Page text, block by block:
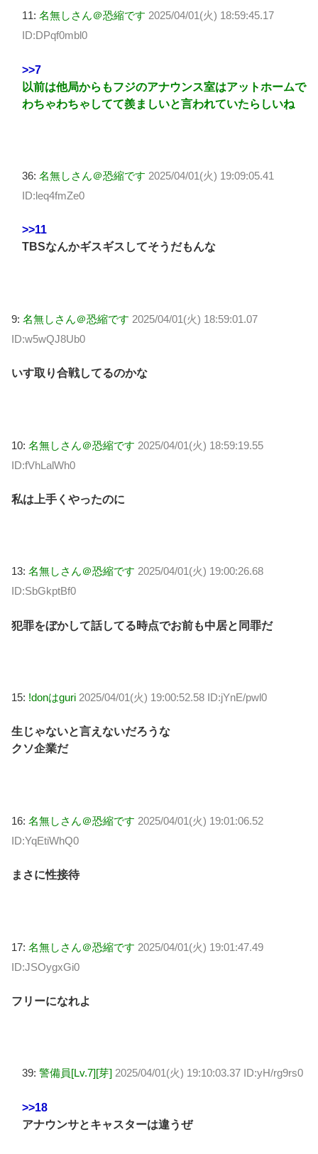
11: 名無しさん＠恐縮です 2025/04/01(火) 18:59:45.17
ID:DPqf0mbl0
>>7
以前は他局からもフジのアナウンス室はアットホームで
わちゃわちゃしてて羨ましいと言われていたらしいね
36: 名無しさん＠恐縮です 2025/04/01(火) 19:09:05.41
ID:leq4fmZe0
>>11
TBSなんかギスギスしてそうだもんな
9: 名無しさん＠恐縮です 2025/04/01(火) 18:59:01.07
ID:w5wQJ8Ub0
いす取り合戦してるのかな
10: 名無しさん＠恐縮です 2025/04/01(火) 18:59:19.55
ID:fVhLalWh0
私は上手くやったのに
13: 名無しさん＠恐縮です 2025/04/01(火) 19:00:26.68
ID:SbGkptBf0
犯罪をぼかして話してる時点でお前も中居と同罪だ
15: !donはguri 2025/04/01(火) 19:00:52.58 ID:jYnE/pwl0
生じゃないと言えないだろうな
クソ企業だ
16: 名無しさん＠恐縮です 2025/04/01(火) 19:01:06.52
ID:YqEtiWhQ0
まさに性接待
17: 名無しさん＠恐縮です 2025/04/01(火) 19:01:47.49
ID:JSOygxGi0
フリーになれよ
39: 警備員[Lv.7][芽] 2025/04/01(火) 19:10:03.37 ID:yH/rg9rs0
>>18
アナウンサとキャスターは違うぜ